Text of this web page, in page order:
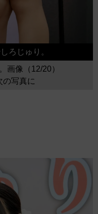
ろじゅり。
画像（12/20）
の写真に